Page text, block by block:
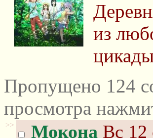
из
Пропущено 124
просмотра
>> Мокона Вс 12